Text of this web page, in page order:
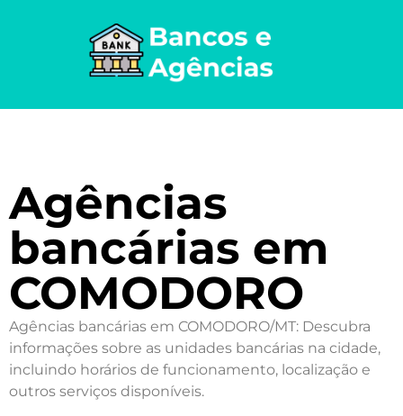
Agências
bancárias em
COMODORO
Agências bancárias em COMODORO/MT: Descubra
informações sobre as unidades bancárias na cidade,
incluindo horários de funcionamento, localização e
outros serviços disponíveis.